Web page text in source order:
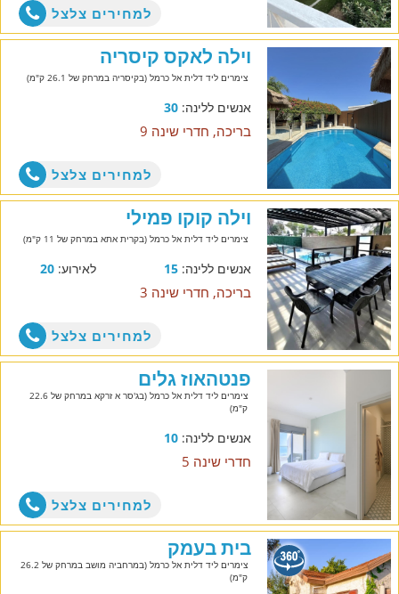
למחירים צלצל
וילה לאקס קיסריה
צימרים ליד דלית אל כרמל (בקיסריה במרחק של 26.1 ק"מ)
אנשים ללינה:30
בריכה, חדרי שינה 9
למחירים צלצל
וילה קוקו פמילי
צימרים ליד דלית אל כרמל (בקרית אתא במרחק של 11 ק"מ)
אנשים ללינה:15 לאירוע:20
בריכה, חדרי שינה 3
למחירים צלצל
פנטהאוז גלים
צימרים ליד דלית אל כרמל (בג'סר א זרקא במרחק של 22.6
ק"מ)
אנשים ללינה:10
חדרי שינה 5
למחירים צלצל
בית בעמק
צימרים ליד דלית אל כרמל (במרחביה מושב במרחק של 26.2
ק"מ)